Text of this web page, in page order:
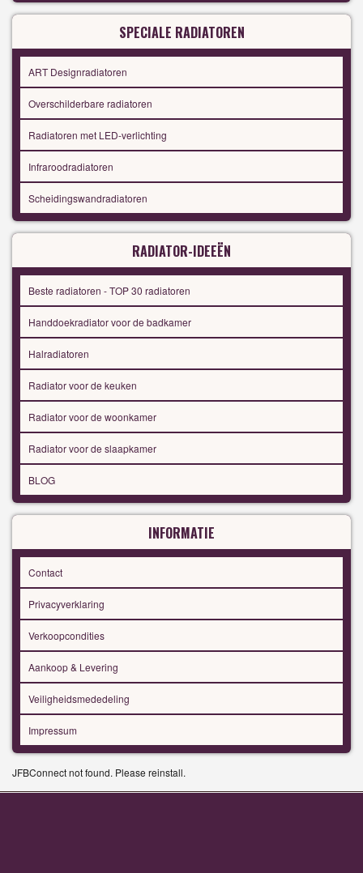
SPECIALE RADIATOREN
ART Designradiatoren
Overschilderbare radiatoren
Radiatoren met LED-verlichting
Infraroodradiatoren
Scheidingswandradiatoren
RADIATOR-IDEEËN
Beste radiatoren - TOP 30 radiatoren
Handdoekradiator voor de badkamer
Halradiatoren
Radiator voor de keuken
Radiator voor de woonkamer
Radiator voor de slaapkamer
BLOG
INFORMATIE
Contact
Privacyverklaring
Verkoopcondities
Aankoop & Levering
Veiligheidsmededeling
Impressum
JFBConnect not found. Please reinstall.